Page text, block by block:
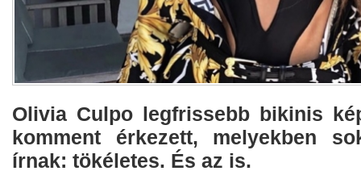
Olivia Culpo legfrissebb bikinis
komment érkezett, melyekben
írnak: tökéletes. És az is.